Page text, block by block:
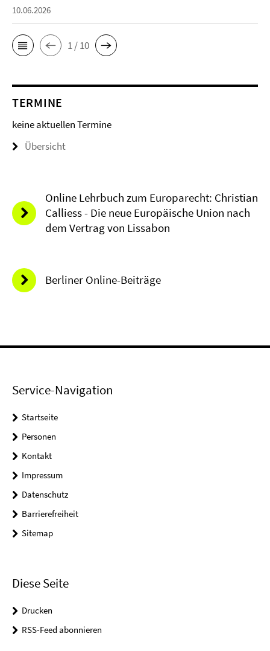
10.06.2026
1 / 10
TERMINE
keine aktuellen Termine
Übersicht
Online Lehrbuch zum Europarecht: Christian
Calliess - Die neue Europäische Union nach
dem Vertrag von Lissabon
Berliner Online-Beiträge
Service-Navigation
Startseite
Personen
Kontakt
Impressum
Datenschutz
Barrierefreiheit
Sitemap
Diese Seite
Drucken
RSS-Feed abonnieren